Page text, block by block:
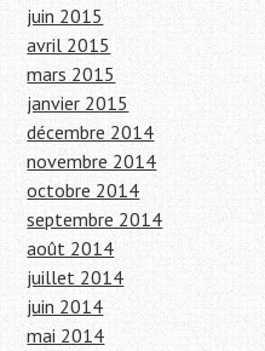
juin 2015
avril 2015
mars 2015
janvier 2015
décembre 2014
novembre 2014
octobre 2014
septembre 2014
août 2014
juillet 2014
juin 2014
mai 2014